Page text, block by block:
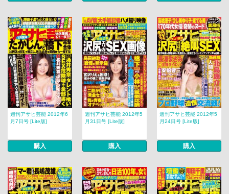
週刊アサヒ芸能 2012年6
月7日号 [Lite版]
購入
週刊アサヒ芸能 2012年5
月31日号 [Lite版]
購入
週刊アサヒ芸能 2012年5
月24日号 [Lite版]
購入